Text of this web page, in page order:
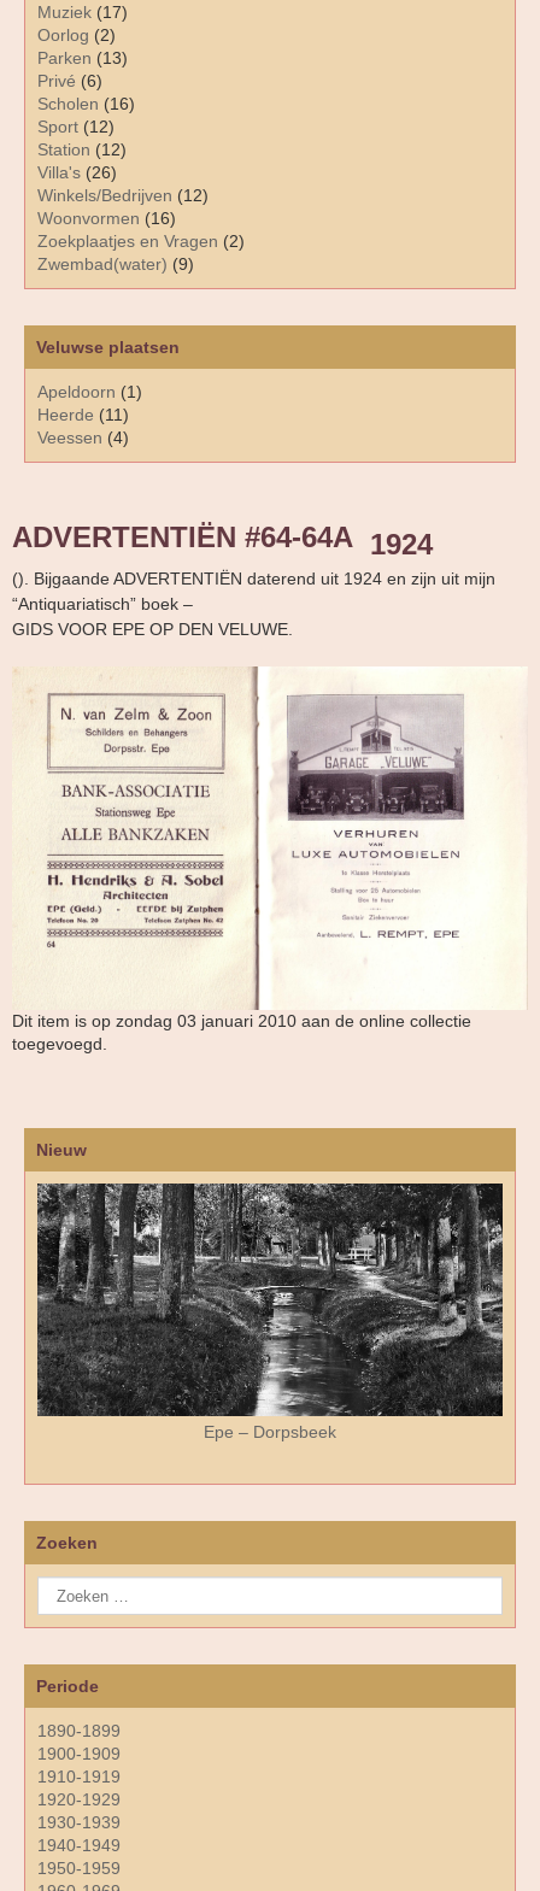
Muziek (17)
Oorlog (2)
Parken (13)
Privé (6)
Scholen (16)
Sport (12)
Station (12)
Villa's (26)
Winkels/Bedrijven (12)
Woonvormen (16)
Zoekplaatjes en Vragen (2)
Zwembad(water) (9)
Veluwse plaatsen
Apeldoorn (1)
Heerde (11)
Veessen (4)
ADVERTENTIËN #64-64A 1924
(). Bijgaande ADVERTENTIËN daterend uit 1924 en zijn uit mijn
“Antiquariatisch” boek –
GIDS VOOR EPE OP DEN VELUWE.
Dit item is op zondag 03 januari 2010 aan de online collectie
toegevoegd.
Nieuw
Epe – Dorpsbeek
Zoeken
Periode
1890-1899
1900-1909
1910-1919
1920-1929
1930-1939
1940-1949
1950-1959